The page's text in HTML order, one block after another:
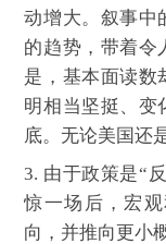
动增大。叙事中
的趋势，带着令
是，基本面读数
明相当坚挺、变
底。无论美国还
3. 由于政策是“
惊一场后，宏
向，并推向更小